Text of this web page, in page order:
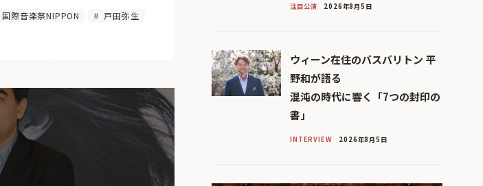
国際音楽祭NIPPON
戸田弥生
注目公演 2026年8月5日
ウィーン在住のバスバリトン 平
野和が語る
混沌の時代に響く「7つの封印の
書」
INTERVIEW 2026年8月5日